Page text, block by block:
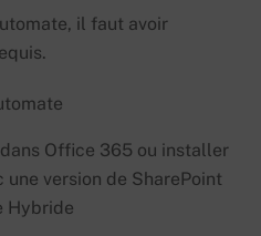
il faut avoir
Office 365 ou installer
une version de SharePoint
Hybride